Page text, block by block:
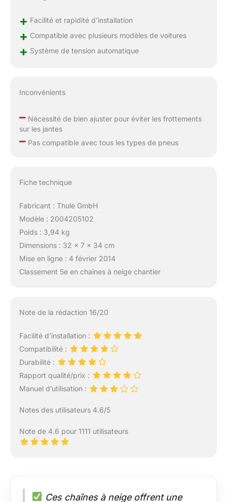
+ Facilité et rapidité d’installation
+ Compatible avec plusieurs modèles de voitures
+ Système de tension automatique
Inconvénients
–Nécessité de bien ajuster pour éviter les frottements
sur les jantes
–Pas compatible avec tous les types de pneus
Fiche technique
Fabricant : Thule GmbH
Modèle : 2004205102
Poids : 3,94 kg
Dimensions : 32 x 7 x 34 cm
Mise en ligne : 4 février 2014
Classement 5e en chaînes à neige chantier
Note de la rédaction 16/20
Facilité d’installation :
Compatibilité :
Durabilité :
Rapport qualité/prix :
Manuel d’utilisation :
Notes des utilisateurs 4.6/5
Note de 4.6 pour 1111 utilisateurs
Ces chaînes à neige offrent une